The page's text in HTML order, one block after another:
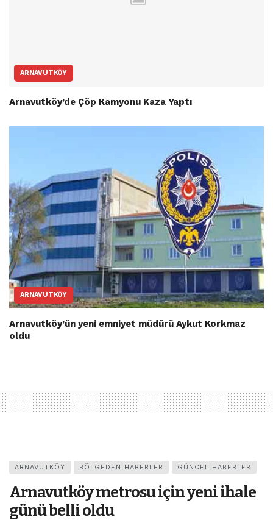
ARNAVUTKÖY
Arnavutköy’de Çöp Kamyonu Kaza Yaptı
ARNAVUTKÖY
Arnavutköy’ün yeni emniyet müdürü Aykut Korkmaz
oldu
ARNAVUTKÖY BÖLGEDEN HABERLER GÜNCEL HABERLER
Arnavutköy metrosu için yeni ihale
günü belli oldu